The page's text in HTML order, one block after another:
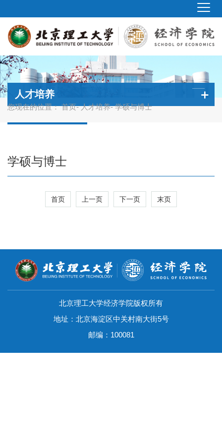
您现在的位置：首页-人才培养- 学硕与博士
人才培养
学硕与博士
首页 上一页 下一页 末页
北京理工大学经济学院版权所有
地址：北京海淀区中关村南大街5号
邮编：100081